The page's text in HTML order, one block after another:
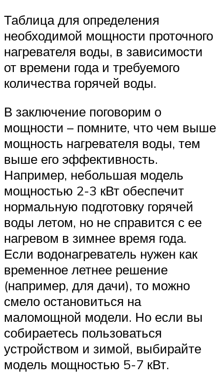
Таблица для определения
необходимой мощности проточного
нагревателя воды, в зависимости
от времени года и требуемого
количества горячей воды.
В заключение поговорим о
мощности – помните, что чем выше
мощность нагревателя воды, тем
выше его эффективность.
Например, небольшая модель
мощностью 2-3 кВт обеспечит
нормальную подготовку горячей
воды летом, но не справится с ее
нагревом в зимнее время года.
Если водонагреватель нужен как
временное летнее решение
(например, для дачи), то можно
смело остановиться на
маломощной модели. Но если вы
собираетесь пользоваться
устройством и зимой, выбирайте
модель мощностью 5-7 кВт.